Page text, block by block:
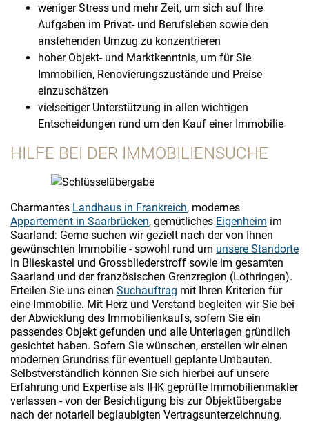
weniger Stress und mehr Zeit, um sich auf Ihre
Aufgaben im Privat- und Berufsleben sowie den
anstehenden Umzug zu konzentrieren
hoher Objekt- und Marktkenntnis, um für Sie
Immobilien, Renovierungszustände und Preise
einzuschätzen
vielseitiger Unterstützung in allen wichtigen
Entscheidungen rund um den Kauf einer Immobilie
HILFE BEI DER IMMOBILIENSUCHE
Charmantes Landhaus in Frankreich, modernes
Appartement in Saarbrücken, gemütliches Eigenheim im
Saarland: Gerne suchen wir gezielt nach der von Ihnen
gewünschten Immobilie - sowohl rund um unsere Standorte
in Blieskastel und Grossbliederstroff sowie im gesamten
Saarland und der französischen Grenzregion (Lothringen).
Erteilen Sie uns einen Suchauftrag mit Ihren Kriterien für
eine Immobilie. Mit Herz und Verstand begleiten wir Sie bei
der Abwicklung des Immobilienkaufs, sofern Sie ein
passendes Objekt gefunden und alle Unterlagen gründlich
gesichtet haben. Sofern Sie wünschen, erstellen wir einen
modernen Grundriss für eventuell geplante Umbauten.
Selbstverständlich können Sie sich hierbei auf unsere
Erfahrung und Expertise als IHK geprüfte Immobilienmakler
verlassen - von der Besichtigung bis zur Objektübergabe
nach der notariell beglaubigten Vertragsunterzeichnung.